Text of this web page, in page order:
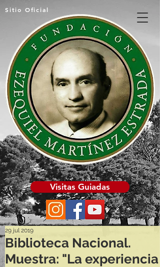
Sitio Oficial
Visitas Guiadas
Biblioteca Nacional.
Muestra: "La experiencia
29 jul 2019